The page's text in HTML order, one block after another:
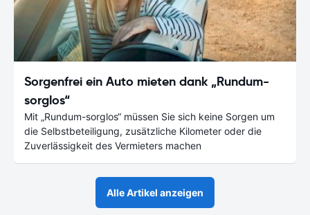
Sorgenfrei ein Auto mieten dank „Rundum-
sorglos“
Mit „Rundum-sorglos“ müssen Sie sich keine Sorgen um
die Selbstbeteiligung, zusätzliche Kilometer oder die
Zuverlässigkeit des Vermieters machen
Alle Artikel anzeigen